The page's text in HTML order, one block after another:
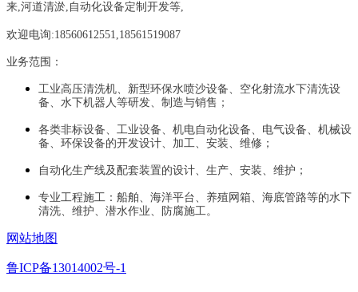
来,河道清淤,自动化设备定制开发等,
欢迎电询:18560612551,18561519087
业务范围：
工业高压清洗机、新型环保水喷沙设备、空化射流水下清洗设
备、水下机器人等研发、制造与销售；
各类非标设备、工业设备、机电自动化设备、电气设备、机械设
备、环保设备的开发设计、加工、安装、维修；
自动化生产线及配套装置的设计、生产、安装、维护；
专业工程施工：船舶、海洋平台、养殖网箱、海底管路等的水下
清洗、维护、潜水作业、防腐施工。
网站地图
鲁ICP备13014002号-1